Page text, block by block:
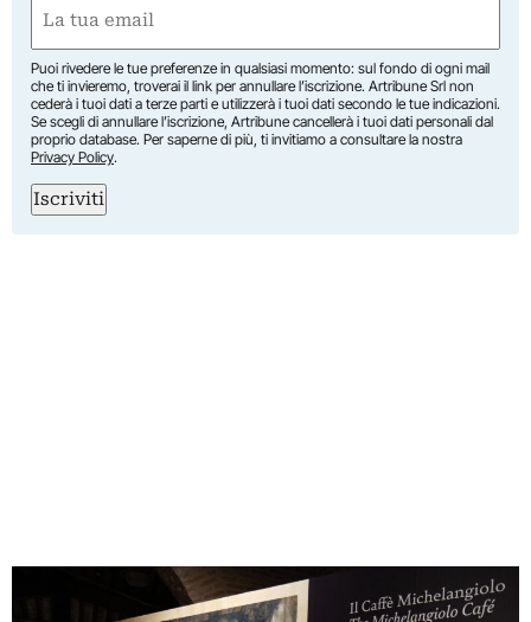
(Required)
Puoi rivedere le tue preferenze in qualsiasi momento: sul fondo di ogni mail
che ti invieremo, troverai il link per annullare l’iscrizione. Artribune Srl non
cederà i tuoi dati a terze parti e utilizzerà i tuoi dati secondo le tue indicazioni.
Se scegli di annullare l’iscrizione, Artribune cancellerà i tuoi dati personali dal
proprio database. Per saperne di più, ti invitiamo a consultare la nostra
Privacy Policy.
Iscriviti